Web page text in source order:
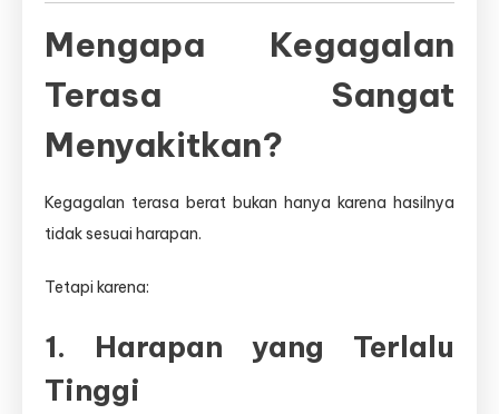
Mengapa Kegagalan
Terasa Sangat
Menyakitkan?
Kegagalan terasa berat bukan hanya karena hasilnya
tidak sesuai harapan.
Tetapi karena:
1. Harapan yang Terlalu
Tinggi